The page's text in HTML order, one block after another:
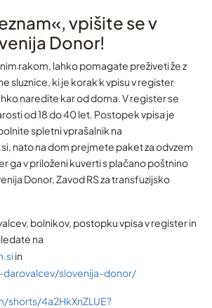
vpišite se v
Donor!
rakom, lahko pomagate preživeti že z
sluznice, ki je korak k vpisu v register
naredite kar od doma. V register se
od 18 do 40 let. Postopek vpisa je
spletni vprašalnik na
nato na dom prejmete paket za odvzem
ga v priloženi kuverti s plačano poštnino
Donor, Zavod RS za transfuzijsko
bolnikov, postopku vpisa v register in
na
in
slovenija-donor/
4a2HkXnZLUE?